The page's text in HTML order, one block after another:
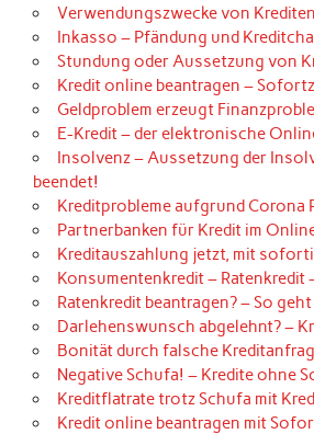
Verwendungszwecke von
Inkasso – Pfändung und
Stundung oder Aussetzung von
Kredit online beantragen –
Geldproblem erzeugt
E-Kredit – der elektronische
Insolvenz – Aussetzung der
beendet!
Kreditprobleme aufgrund Corona
Partnerbanken für Kredit im
Kreditauszahlung jetzt, mit
Konsumentenkredit –
Ratenkredit beantragen? – So
Darlehenswunsch abgelehnt? –
Bonität durch falsche
Negative Schufa! – Kredite ohne
Kreditflatrate trotz Schufa mit
Kredit online beantragen mit